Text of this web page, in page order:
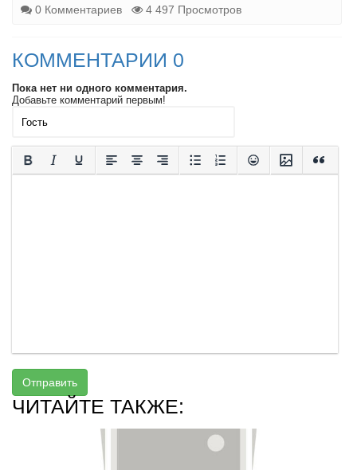
0 Комментариев
4 497 Просмотров
КОММЕНТАРИИ 0
Пока нет ни одного комментария.
Добавьте комментарий первым!
Отправить
ЧИТАЙТЕ ТАКЖЕ: